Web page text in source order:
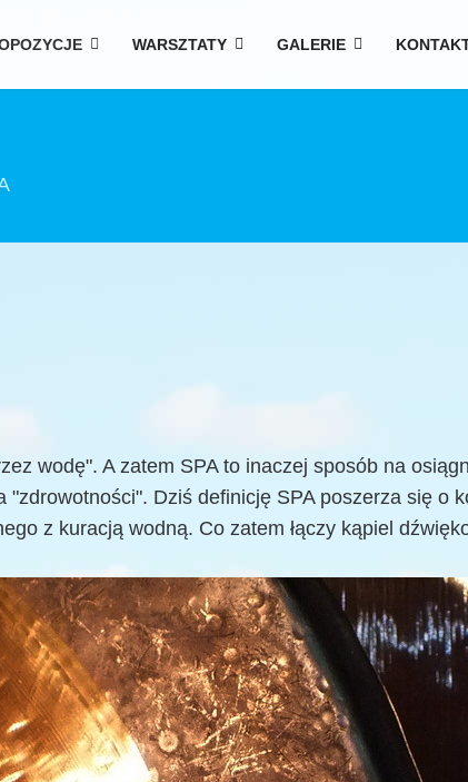
WARSZTATY GALERIE
wodę". A zatem SPA to inaczej sposób na
Dziś definicję SPA poszerza się o
z kuracją wodną. Co zatem łączy kąpiel